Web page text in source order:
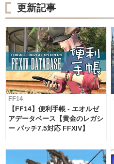
更新記事
FF14
【FF14】便利手帳 - エオルゼ
アデータベース【黄金のレガシ
ー パッチ7.5対応 FFXIV】